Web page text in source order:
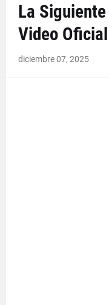
La
Video Oficial
diciembre 07, 2025